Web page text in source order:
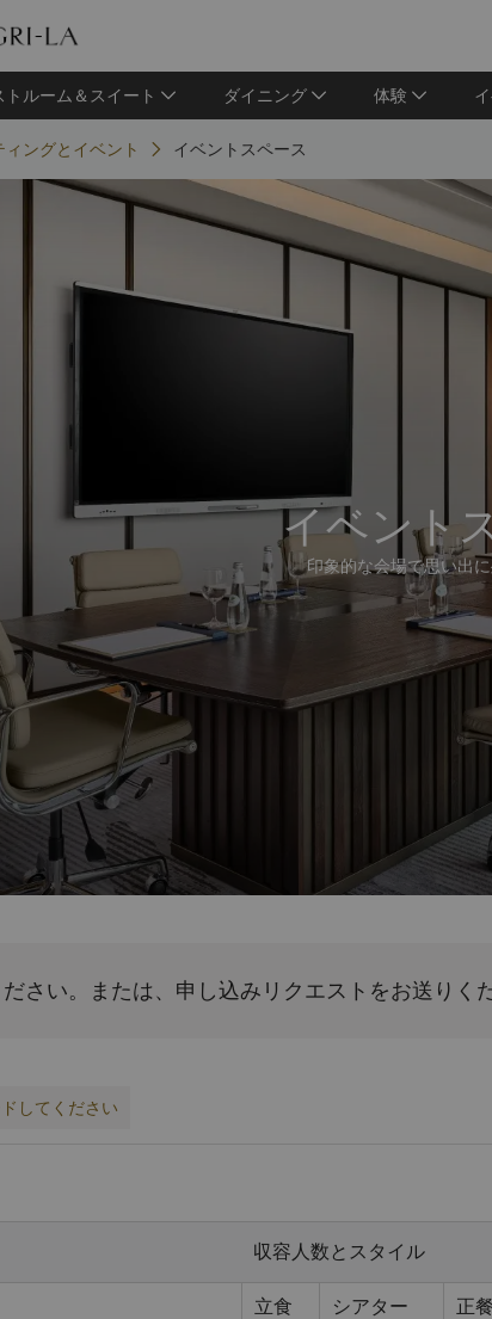
トルーム＆スイート ダイニング 体験
ィングとイベント イベントスペース
イベント
印象的な会場で思い出
さい。または、申し込みリクエストをお送りくだ
してください
収容人数とスタイル
立食 シアター 正餐